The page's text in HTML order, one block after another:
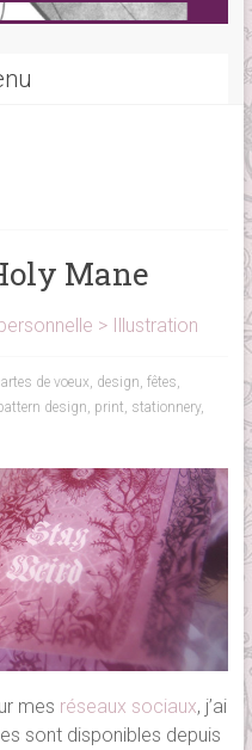
Mane
> Illustration
de voeux, design, fêtes,
design, print, stationnery,
mes réseaux sociaux, j’ai
sont disponibles depuis